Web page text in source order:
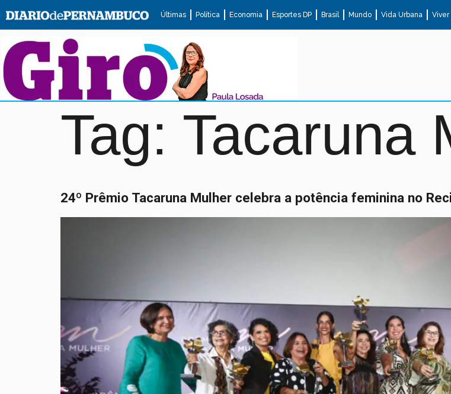
Últimas Política Economia Esportes DP Brasil Mundo Vida Urbana Viver
Tag: Tacaruna
24º Prêmio Tacaruna Mulher celebra a potência feminina no